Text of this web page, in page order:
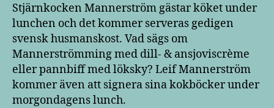
Stjärnkocken Mannerström gästar köket under
lunchen och det kommer serveras gedigen
svensk husmanskost. Vad sägs om
Mannerströmming med dill- & ansjoviscrème
eller pannbiff med löksky? Leif Mannerström
kommer även att signera sina kokböcker under
morgondagens lunch.